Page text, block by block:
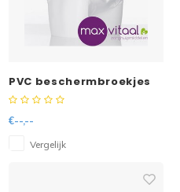
PVC beschermbroekjes
€--,--
Vergelijk